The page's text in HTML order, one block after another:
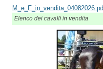
Elenco dei cavalli in vendita